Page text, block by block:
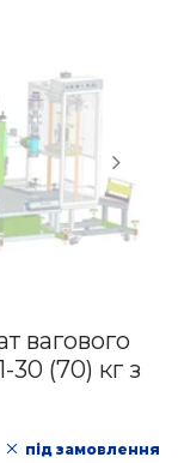
вагового
30 (70) кг з
під замовлення